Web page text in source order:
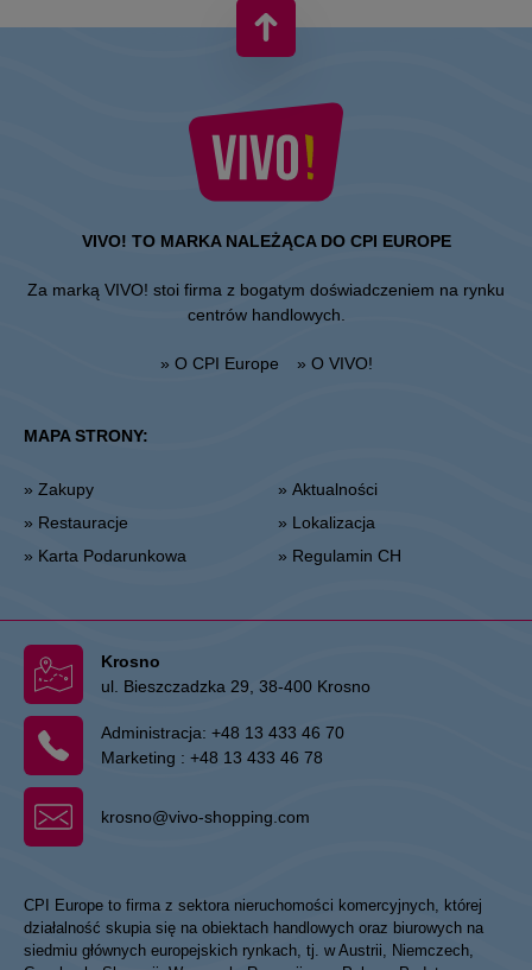
VIVO! TO MARKA NALEŻĄCA DO CPI EUROPE
Za marką VIVO! stoi firma z bogatym doświadczeniem na rynku
centrów handlowych.
» O CPI Europe » O VIVO!
MAPA STRONY:
» Zakupy
» Restauracje
» Karta Podarunkowa
» Aktualności
» Lokalizacja
» Regulamin CH
Krosno
ul. Bieszczadzka 29, 38-400 Krosno
Administracja: +48 13 433 46 70
Marketing : +48 13 433 46 78
krosno@vivo-shopping.com
CPI Europe to firma z sektora nieruchomości komercyjnych, której
działalność skupia się na obiektach handlowych oraz biurowych na
siedmiu głównych europejskich rynkach, tj. w Austrii, Niemczech,